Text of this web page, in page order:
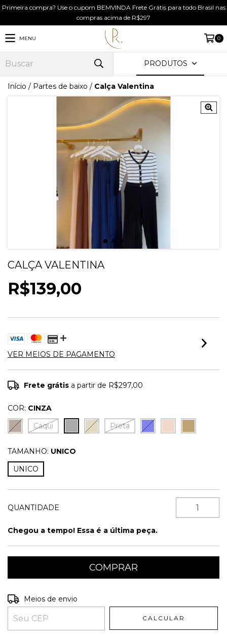
Primeira compra? Use o cupom BEMVINDA Frete Grátis para todo Brasil nas
compras acima de R$297
MENU 0
PRODUTOS
Início / Partes de baixo / Calça Valentina
CALÇA VALENTINA
R$139,00
VER MEIOS DE PAGAMENTO
Frete grátis a partir de R$297,00
COR: CINZA
Caqui
Preta
TAMANHO: UNICO
UNICO
QUANTIDADE
Chegou a tempo! Essa é a última peça.
Entregas para o CEP:
Meios de envio
CALCULAR